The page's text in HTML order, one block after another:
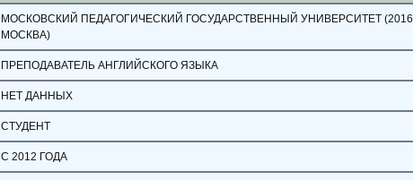
МОСКОВСКИЙ ПЕДАГОГИЧЕСКИЙ ГОСУДАРСТВЕННЫЙ УНИВЕРСИТЕТ (2016
МОСКВА)
ПРЕПОДАВАТЕЛЬ АНГЛИЙСКОГО ЯЗЫКА
НЕТ ДАННЫХ
СТУДЕНТ
С 2012 ГОДА